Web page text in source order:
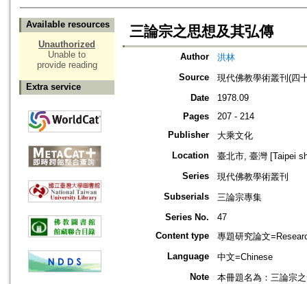
Available resources
Unauthorized
Unable to
provide reading
Extra service
三論宗之思想及其弘傳
Author
洪林
Source
現代佛教學術叢刊(四
Date
1978.09
Pages
207 - 214
Publisher
大乘文化
Location
臺北市, 臺灣 [Taipei
Series
現代佛教學術叢刊
Subserials
三論宗專集
Series No.
47
Content type
專題研究論文
Language
中文=Chinese
Note
本冊題名為：三論宗